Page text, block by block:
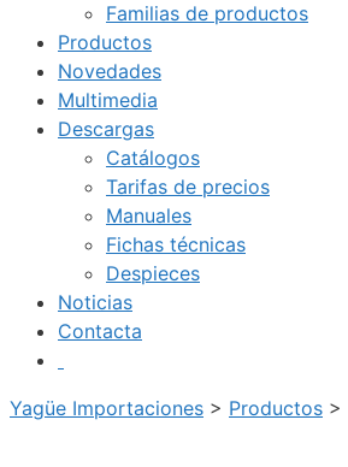
Familias de productos
Productos
Novedades
Multimedia
Descargas
Catálogos
Tarifas de precios
Manuales
Fichas técnicas
Despieces
Noticias
Contacta
Yagüe Importaciones > Productos >